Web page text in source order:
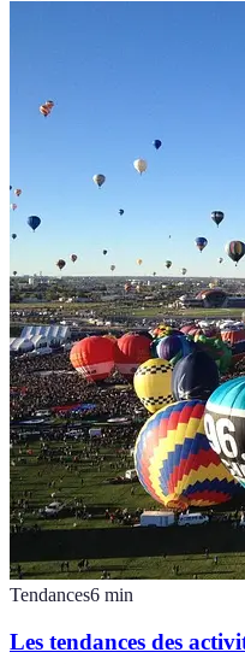
Tendances6 min
Les tendances des